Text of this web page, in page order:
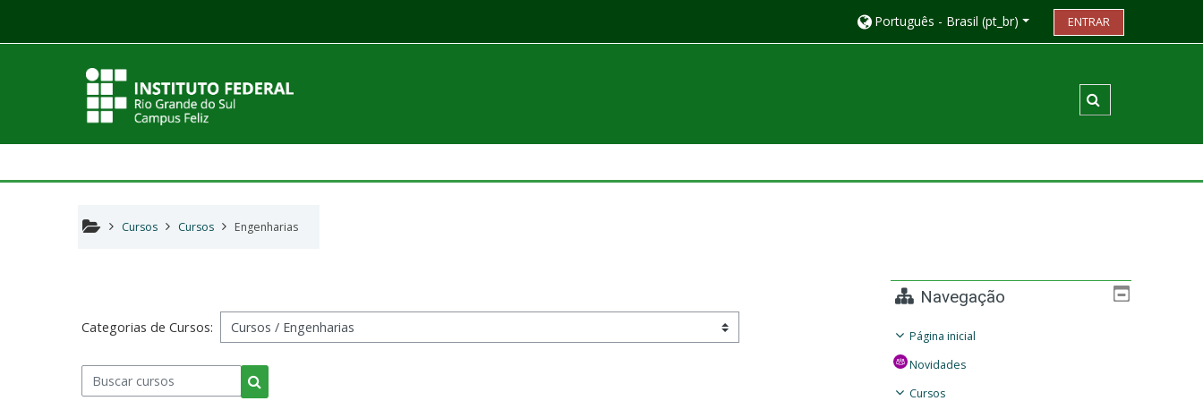
Português - Brasil ‎(pt_br)‎ ENTRAR
Cursos Cursos Engenharias
Categorias de Cursos:
Buscar cursos
Navegação
Página inicial
Novidades
Cursos